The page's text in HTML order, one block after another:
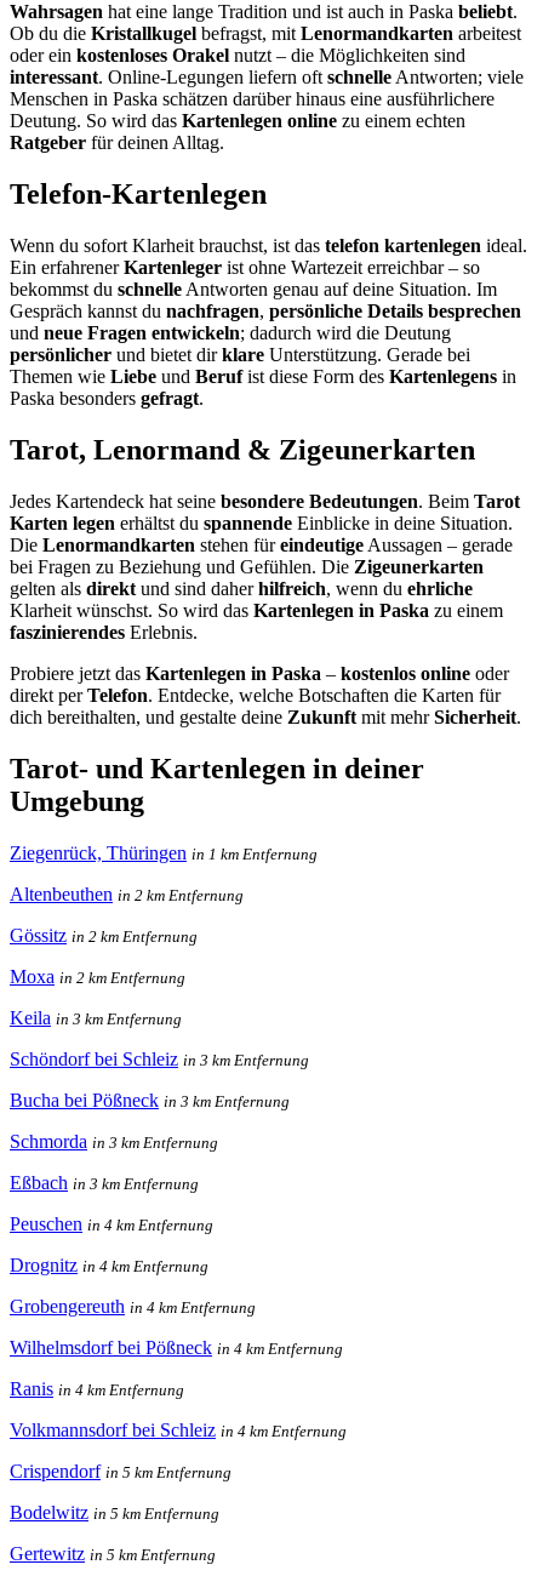
Wahrsagen hat eine lange Tradition und ist auch in Paska beliebt.
Ob du die Kristallkugel befragst, mit Lenormandkarten arbeitest
oder ein kostenloses Orakel nutzt – die Möglichkeiten sind
interessant. Online-Legungen liefern oft schnelle Antworten; viele
Menschen in Paska schätzen darüber hinaus eine ausführlichere
Deutung. So wird das Kartenlegen online zu einem echten
Ratgeber für deinen Alltag.
Telefon-Kartenlegen
Wenn du sofort Klarheit brauchst, ist das telefon kartenlegen ideal.
Ein erfahrenerKartenleger ist ohne Wartezeit erreichbar – so
bekommst du schnelle Antworten genau auf deine Situation. Im
Gespräch kannst du nachfragen, persönliche Details besprechen
und neue Fragen entwickeln; dadurch wird die Deutung
persönlicher und bietet dirklare Unterstützung. Gerade bei
Themen wie Liebe und Berufist diese Form des Kartenlegens in
Paska besonders gefragt.
Tarot, Lenormand & Zigeunerkarten
Jedes Kartendeck hat seine besondere Bedeutungen. Beim Tarot
Karten legen erhältst du spannende Einblicke in deine Situation.
Die Lenormandkarten stehen füreindeutige Aussagen – gerade
bei Fragen zu Beziehung und Gefühlen. Die Zigeunerkarten
gelten als direkt und sind daherhilfreich, wenn du ehrliche
Klarheit wünschst. So wird das Kartenlegen in Paska zu einem
faszinierendes Erlebnis.
Probiere jetzt das Kartenlegen in Paska – kostenlos online oder
direkt perTelefon. Entdecke, welche Botschaften die Karten für
dich bereithalten, und gestalte deine Zukunft mit mehrSicherheit.
Tarot- und Kartenlegen in deiner
Umgebung
Ziegenrück, Thüringen in 1 km Entfernung
Altenbeuthen in 2 km Entfernung
Gössitz in 2 km Entfernung
Moxa in 2 km Entfernung
Keila in 3 km Entfernung
Schöndorf bei Schleiz in 3 km Entfernung
Bucha bei Pößneck in 3 km Entfernung
Schmorda in 3 km Entfernung
Eßbach in 3 km Entfernung
Peuschen in 4 km Entfernung
Drognitz in 4 km Entfernung
Grobengereuth in 4 km Entfernung
Wilhelmsdorf bei Pößneck in 4 km Entfernung
Ranis in 4 km Entfernung
Volkmannsdorf bei Schleiz in 4 km Entfernung
Crispendorf in 5 km Entfernung
Bodelwitz in 5 km Entfernung
Gertewitz in 5 km Entfernung